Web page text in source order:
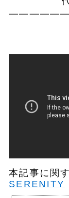
本記事に関
SERENITY